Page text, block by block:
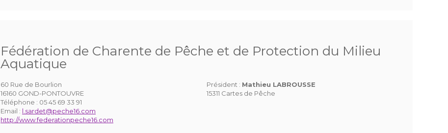
Fédération de Charente de Pêche et de Protection du Milieu
Aquatique
60 Rue de Bourlion
16160 GOND-PONTOUVRE
Téléphone : 05 45 69 33 91
Email : l.sardet@peche16.com
http://www.federationpeche16.com
Président : Mathieu LABROUSSE
15311 Cartes de Pêche